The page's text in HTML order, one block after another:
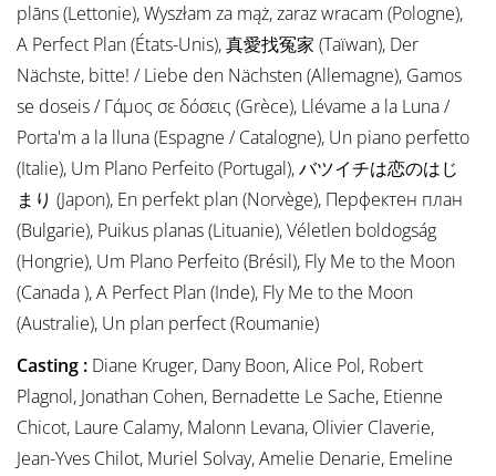
plāns (Lettonie), Wyszłam za mąż, zaraz wracam (Pologne),
A Perfect Plan (États-Unis), 真愛找冤家 (Taïwan), Der
Nächste, bitte! / Liebe den Nächsten (Allemagne), Gamos
se doseis / Γάμος σε δόσεις (Grèce), Llévame a la Luna /
Porta'm a la lluna (Espagne / Catalogne), Un piano perfetto
(Italie), Um Plano Perfeito (Portugal), バツイチは恋のはじ
まり (Japon), En perfekt plan (Norvège), Перфектен план
(Bulgarie), Puikus planas (Lituanie), Véletlen boldogság
(Hongrie), Um Plano Perfeito (Brésil), Fly Me to the Moon
(Canada ), A Perfect Plan (Inde), Fly Me to the Moon
(Australie), Un plan perfect (Roumanie)
Casting : Diane Kruger, Dany Boon, Alice Pol, Robert
Plagnol, Jonathan Cohen, Bernadette Le Sache, Etienne
Chicot, Laure Calamy, Malonn Levana, Olivier Claverie,
Jean-Yves Chilot, Muriel Solvay, Amelie Denarie, Emeline